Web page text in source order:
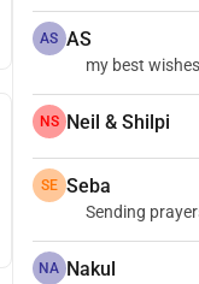
AS AS
my best
NS Neil & Shilpi
SE Seba
Sending
NA Nakul